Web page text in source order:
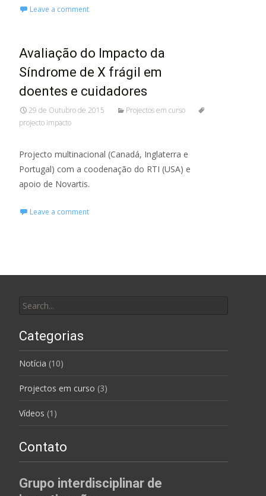
Leave a comment
Avaliação do Impacto da
Síndrome de X frágil em
doentes e cuidadores
29 de Outubro de 2015
Projectos em curso
projecto impacto
Projecto multinacional (Canadá, Inglaterra e
Portugal) com a coodenação do RTI (USA) e
apoio de Novartis.
Leave a comment
Categorias
Notícia (10)
Projectos em curso (3)
Vídeos (1)
Contato
Grupo interdisciplinar de